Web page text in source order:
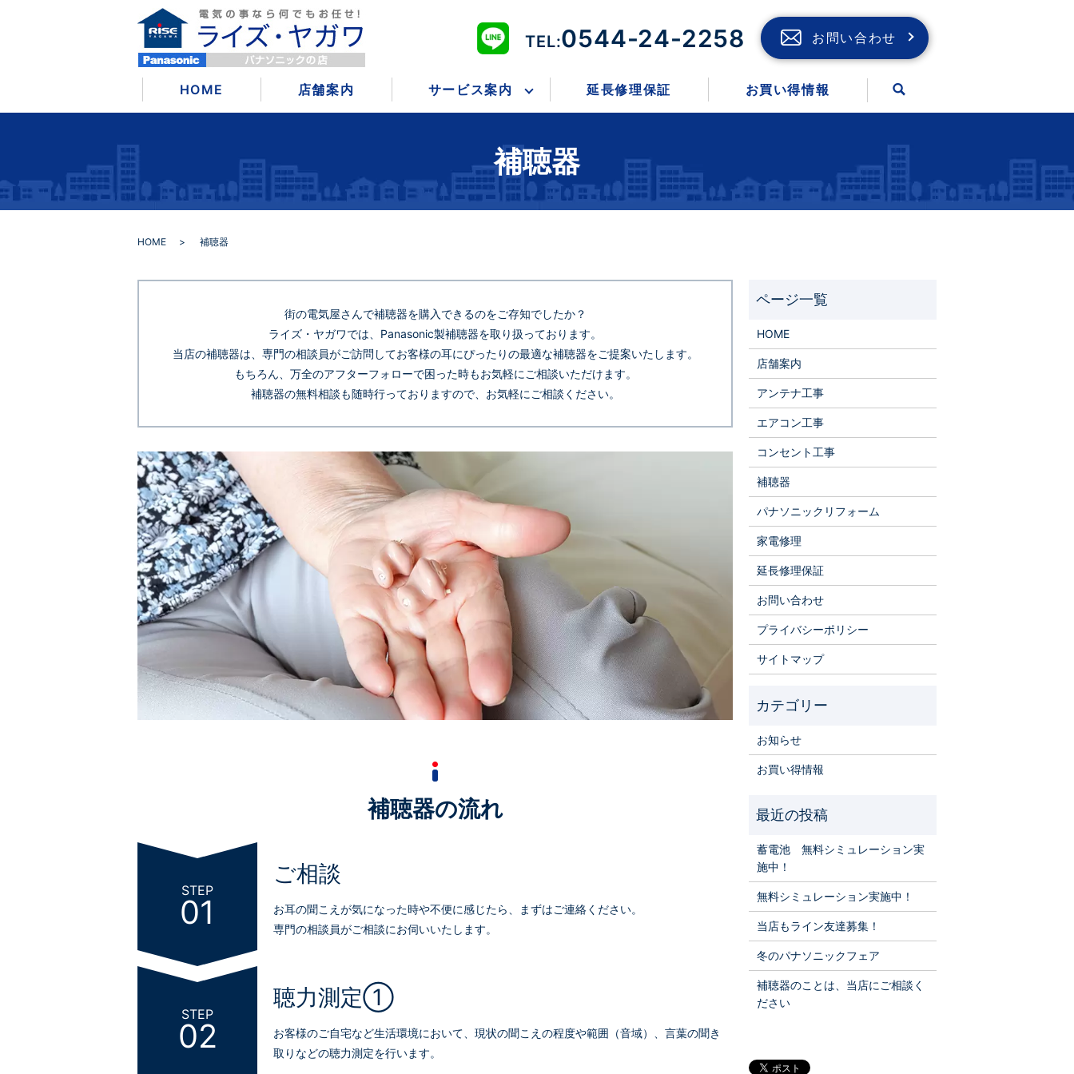
HOME 店舗案内 サービス案内 延長修理保証 お買い得情報
TEL:0544-24-2258 お問い合わせ
補聴器
HOME 補聴器
街の電気屋さんで補聴器を購入できるのをご存知でしたか？
ライズ・ヤガワでは、Panasonic製補聴器を取り扱っております。
当店の補聴器は、専門の相談員がご訪問してお客様の耳にぴったりの最適な補聴器をご提案いたします。
もちろん、万全のアフターフォローで困った時もお気軽にご相談いただけます。
補聴器の無料相談も随時行っておりますので、お気軽にご相談ください。
補聴器の流れ
STEP
01
ご相談
お耳の聞こえが気になった時や不便に感じたら、まずはご連絡ください。
専門の相談員がご相談にお伺いいたします。
STEP
02
聴力測定①
お客様のご自宅など生活環境において、現状の聞こえの程度や範囲（音域）、言葉の聞き
取りなどの聴力測定を行います。
HOME
店舗案内
アンテナ工事
エアコン工事
コンセント工事
補聴器
パナソニックリフォーム
家電修理
延長修理保証
お問い合わせ
プライバシーポリシー
サイトマップ
お知らせ
お買い得情報
蓄電池 無料シミュレーション実
施中！
無料シミュレーション実施中！
当店もライン友達募集！
冬のパナソニックフェア
補聴器のことは、当店にご相談く
ださい